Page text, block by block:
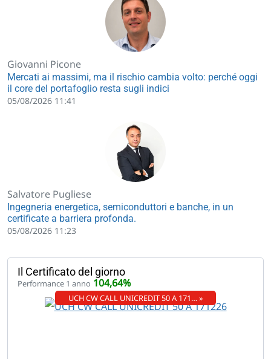
Giovanni Picone
Mercati ai massimi, ma il rischio cambia volto: perché oggi
il core del portafoglio resta sugli indici
05/08/2026 11:41
Salvatore Pugliese
Ingegneria energetica, semiconduttori e banche, in un
certificate a barriera profonda.
05/08/2026 11:23
Il Certificato del giorno
Performance 1 anno 104,64%
UCH CW CALL UNICREDIT 50 A 171… »